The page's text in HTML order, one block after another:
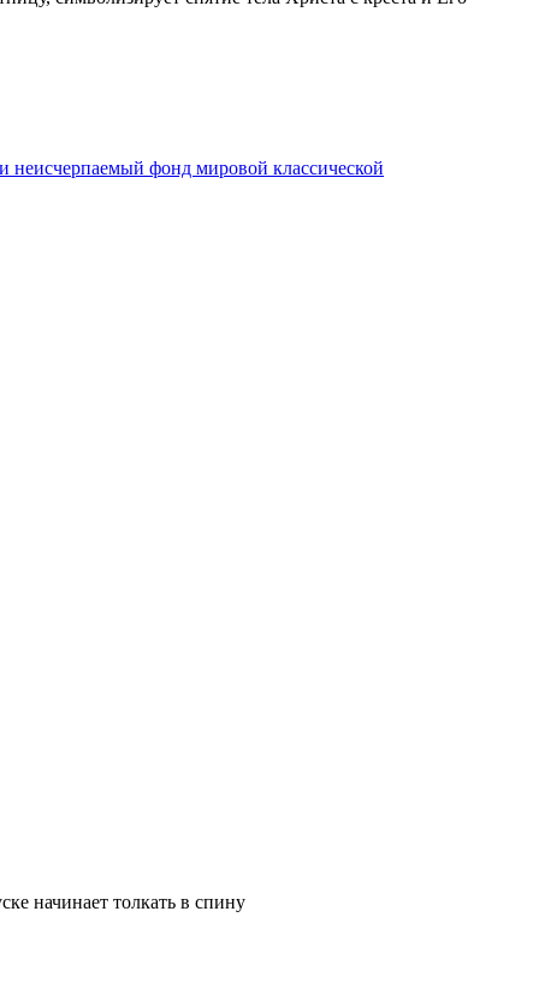
фонд мировой классической
начинает толкать в спину